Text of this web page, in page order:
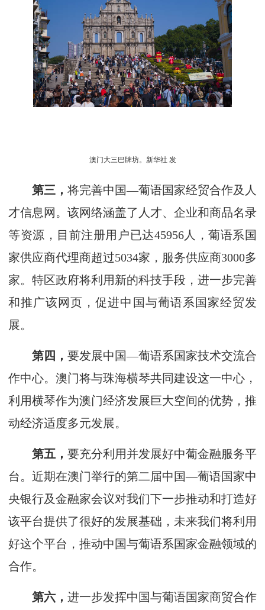
澳门大三巴牌坊。新华社 发
第三， 将完善中国—葡语国家经贸合作及人
才信息网。该网络涵盖了人才、企业和商品名录
等资源，目前注册用户已达45956人，葡语系国
家供应商代理商超过5034家，服务供应商3000多
家。特区政府将利用新的科技手段，进一步完善
和推广该网页，促进中国与葡语系国家经贸发
展。
第四， 要发展中国—葡语系国家技术交流合
作中心。澳门将与珠海横琴共同建设这一中心，
利用横琴作为澳门经济发展巨大空间的优势，推
动经济适度多元发展。
第五， 要充分利用并发展好中葡金融服务平
台。近期在澳门举行的第二届中国—葡语国家中
央银行及金融家会议对我们下一步推动和打造好
该平台提供了很好的发展基础，未来我们将利用
好这个平台，推动中国与葡语系国家金融领域的
合作。
第六， 进一步发挥中国与葡语国家商贸合作